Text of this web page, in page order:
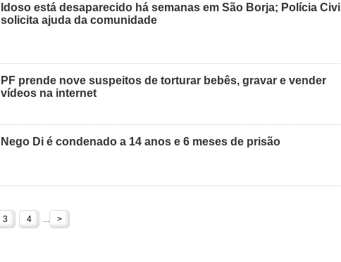
Idoso está desaparecido há semanas em São Borja; Polícia Civil
solicita ajuda da comunidade
PF prende nove suspeitos de torturar bebês, gravar e vender
vídeos na internet
Nego Di é condenado a 14 anos e 6 meses de prisão
3 4 ... >